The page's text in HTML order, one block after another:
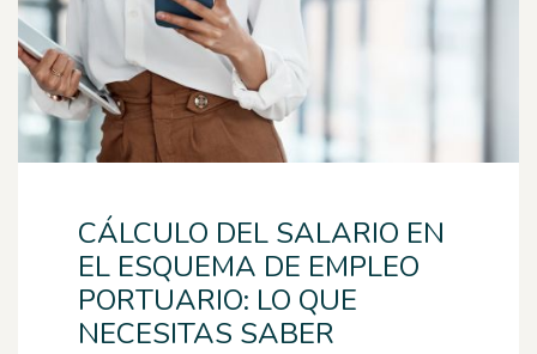
CÁLCULO DEL SALARIO EN
EL ESQUEMA DE EMPLEO
PORTUARIO: LO QUE
NECESITAS SABER